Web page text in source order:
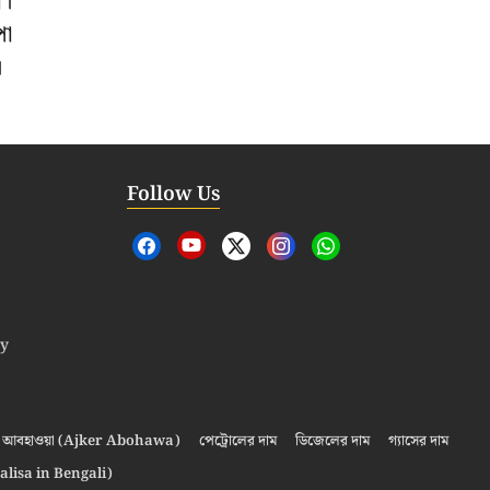
Follow Us
আবহাওয়া (Ajker Abohawa) পেট্রোলের দাম ডিজেলের দাম
গ্যাসের দাম
in Bengali)